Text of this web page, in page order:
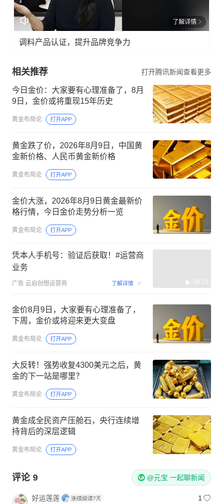
了解详情
调料产品认证，提升品牌竞争力
相关推荐 打开腾讯新闻查看更多
今日金价：大家要有心理准备了，8月
9日，金价或将重现15年历史
黄金布局论 打开APP
黄金跌了价，2026年8月9日，中国黄
金新价格、人民币黄金新价格
黄金布局论 打开APP
金价大涨，2026年8月9日黄金最新价
格行情，今日金价走势分析一览
黄金布局论 打开APP
凭本人手机号：验证后获取！#运营商
业务
广告 云启创想运营商 了解详情 00:15
金价8月9日，大家要有心理准备了，
下周，金价或将迎来更大变盘
黄金布局论 打开APP
大反转！强势收复4300美元之后，黄
金的下一站是哪里？
黄金布局论 打开APP
黄金成全民资产压舱石，央行连续增
持背后的深层逻辑
黄金布局论 打开APP
评论 9 @元宝 一起聊新闻
好运莲莲
1